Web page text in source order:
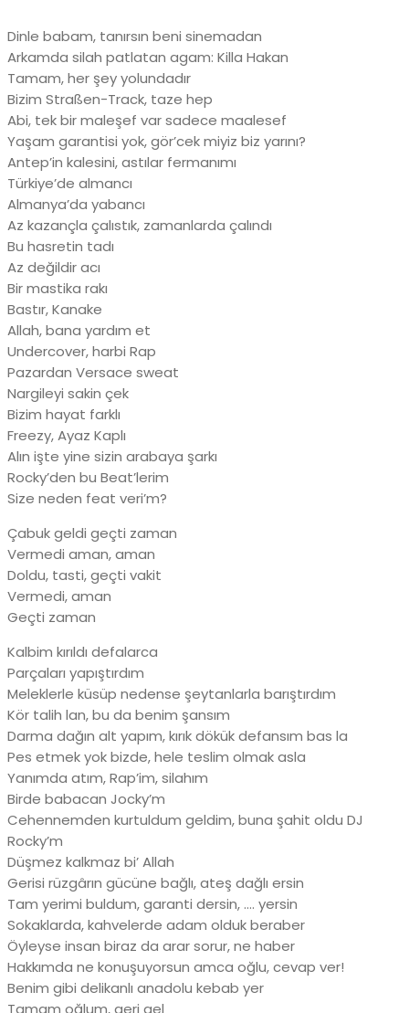
Dinle babam, tanırsın beni sinemadan
Arkamda silah patlatan agam: Killa Hakan
Tamam, her şey yolundadır
Bizim Straßen-Track, taze hep
Abi, tek bir maleşef var sadece maalesef
Yaşam garantisi yok, gör’cek miyiz biz yarını?
Antep’in kalesini, astılar fermanımı
Türkiye’de almancı
Almanya’da yabancı
Az kazançla çalıstık, zamanlarda çalındı
Bu hasretin tadı
Az değildir acı
Bir mastika rakı
Bastır, Kanake
Allah, bana yardım et
Undercover, harbi Rap
Pazardan Versace sweat
Nargileyi sakin çek
Bizim hayat farklı
Freezy, Ayaz Kaplı
Alın işte yine sizin arabaya şarkı
Rocky’den bu Beat’lerim
Size neden feat veri’m?
Çabuk geldi geçti zaman
Vermedi aman, aman
Doldu, tasti, geçti vakit
Vermedi, aman
Geçti zaman
Kalbim kırıldı defalarca
Parçaları yapıştırdım
Meleklerle küsüp nedense şeytanlarla barıştırdım
Kör talih lan, bu da benim şansım
Darma dağın alt yapım, kırık dökük defansım bas la
Pes etmek yok bizde, hele teslim olmak asla
Yanımda atım, Rap’im, silahım
Birde babacan Jocky’m
Cehennemden kurtuldum geldim, buna şahit oldu DJ
Rocky’m
Düşmez kalkmaz bi’ Allah
Gerisi rüzgârın gücüne bağlı, ateş dağlı ersin
Tam yerimi buldum, garanti dersin, …. yersin
Sokaklarda, kahvelerde adam olduk beraber
Öyleyse insan biraz da arar sorur, ne haber
Hakkımda ne konuşuyorsun amca oğlu, cevap ver!
Benim gibi delikanlı anadolu kebab yer
Tamam oğlum, geri gel